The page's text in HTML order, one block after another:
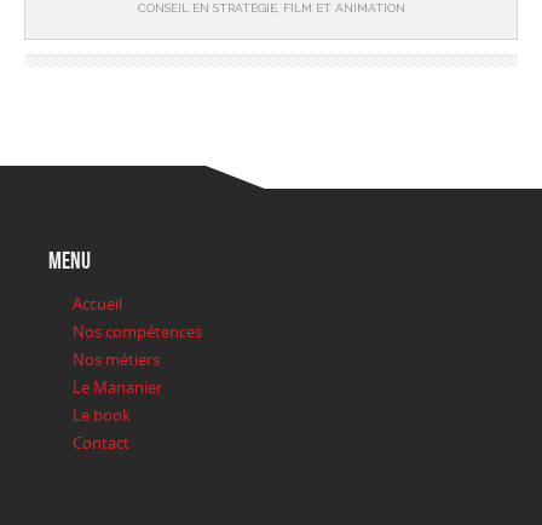
CONSEIL EN STRATÉGIE, FILM ET ANIMATION
menu
Accueil
Nos compétences
Nos métiers
Le Mananier
Le book
Contact